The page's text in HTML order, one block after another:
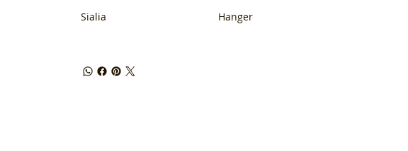
Sialia
Hanger